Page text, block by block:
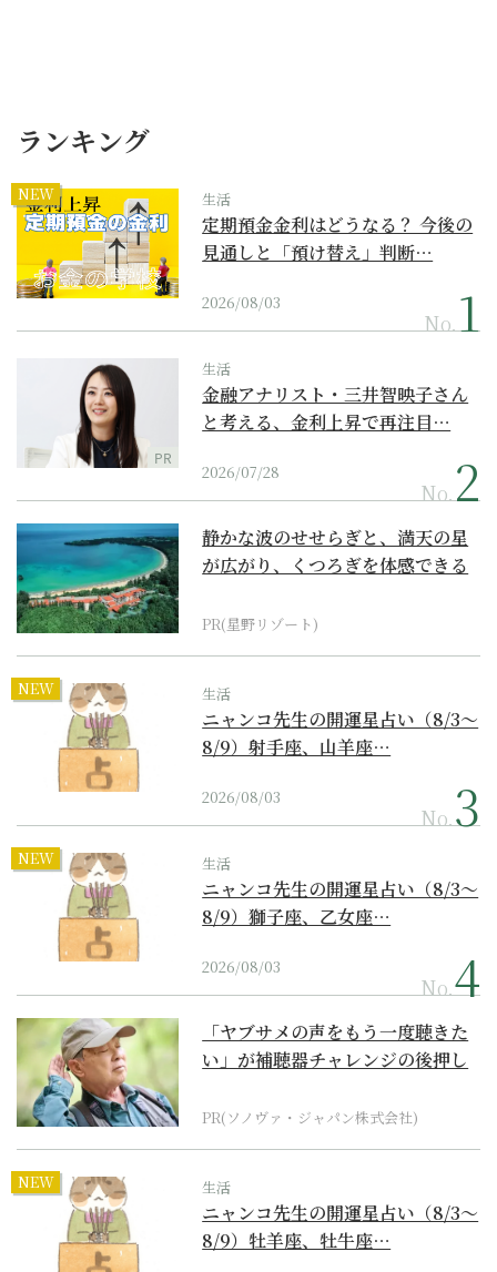
ランキング
NEW 生活
定期預金金利はどうなる？ 今後の
見通しと「預け替え」判断…
2026/08/03
No.
PR
生活
金融アナリスト・三井智映子さん
と考える、金利上昇で再注目…
2026/07/28
No.
静かな波のせせらぎと、満天の星
が広がり、くつろぎを体感できる
PR(星野リゾート)
NEW 生活
ニャンコ先生の開運星占い（8/3～
8/9）射手座、山羊座…
2026/08/03
No.
NEW 生活
ニャンコ先生の開運星占い（8/3～
8/9）獅子座、乙女座…
2026/08/03
No.
「ヤブサメの声をもう一度聴きた
い」が補聴器チャレンジの後押し
PR(ソノヴァ・ジャパン株式会社)
NEW 生活
ニャンコ先生の開運星占い（8/3～
8/9）牡羊座、牡牛座…